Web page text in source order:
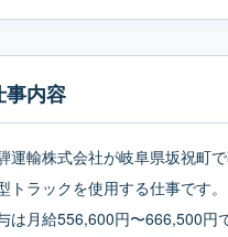
事内容
運輸株式会社が岐阜県坂祝町
トラックを使用する仕事です。
は月給556,600円〜666,500円